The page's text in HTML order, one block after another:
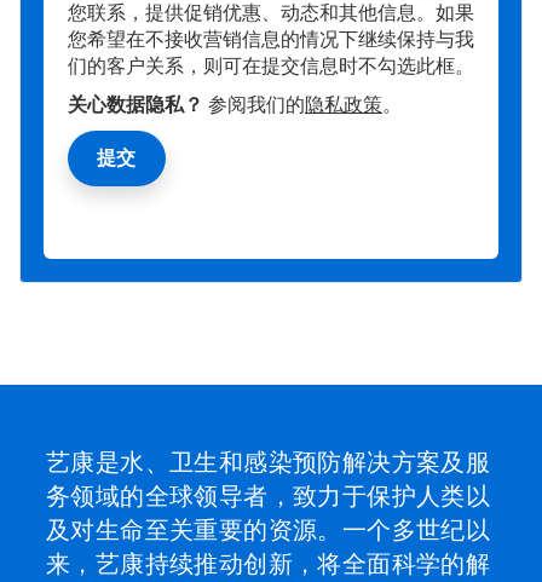
您联系，提供促销优惠、动态和其他信息。如果
您希望在不接收营销信息的情况下继续保持与我
们的客户关系，则可在提交信息时不勾选此框。
关心数据隐私？ 参阅我们的隐私政策。
艺康是水、卫生和感染预防解决方案及服
务领域的全球领导者，致力于保护人类以
及对生命至关重要的资源。一个多世纪以
来，艺康持续推动创新，将全面科学的解